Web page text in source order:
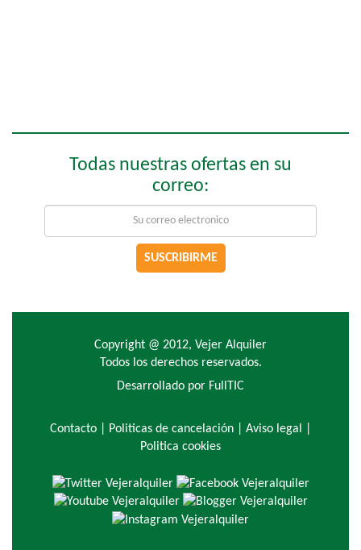
Todas nuestras ofertas en su
correo:
SUSCRIBIRME
Copyright @ 2012, Vejer Alquiler
Todos los derechos reservados.
Desarrollado por FullTIC
Contacto Politicas de cancelación |
Aviso legal |
Politica cookies